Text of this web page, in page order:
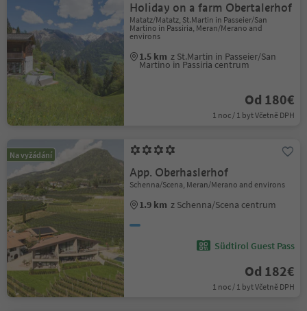
Holiday on a farm Obertalerhof
Matatz/Matatz, St.Martin in Passeier/San
Martino in Passiria, Meran/Merano and
environs
1.5 km z St.Martin in Passeier/San
Martino in Passiria centrum
Od 180€
1 noc / 1 byt Včetně DPH
Na vyžádání
App. Oberhaslerhof
Schenna/Scena, Meran/Merano and environs
1.9 km z Schenna/Scena centrum
Südtirol Guest Pass
Od 182€
1 noc / 1 byt Včetně DPH